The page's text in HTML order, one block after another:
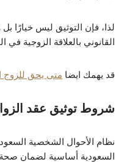
لذا، فإن التوثيق ليس خيارًا
القانوني بالعلاقة الزوجية في
قد يهمك ايضا متى يحق للزوج
شروط توثيق عقد
نظام الأحوال الشخصية
السعودية أساسية لضمان